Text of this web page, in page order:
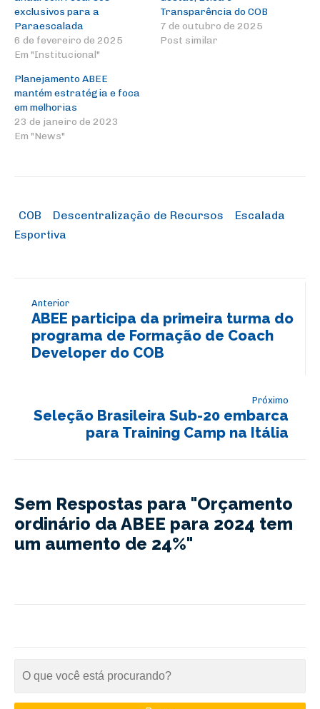
exclusivos para a
Paraescalada
6 de fevereiro de 2025
Em "Institucional"
Transparência do COB
7 de outubro de 2025
Post similar
Planejamento ABEE
mantém estratégia e foca
em melhorias
23 de janeiro de 2023
Em "News"
COB Descentralização de Recursos
Escalada
Esportiva
Anterior
ABEE participa da primeira turma do
programa de Formação de Coach
Developer do COB
Próximo
Seleção Brasileira Sub-20 embarca
para Training Camp na Itália
Sem Respostas para "Orçamento
ordinário da ABEE para 2024 tem
um aumento de 24%"